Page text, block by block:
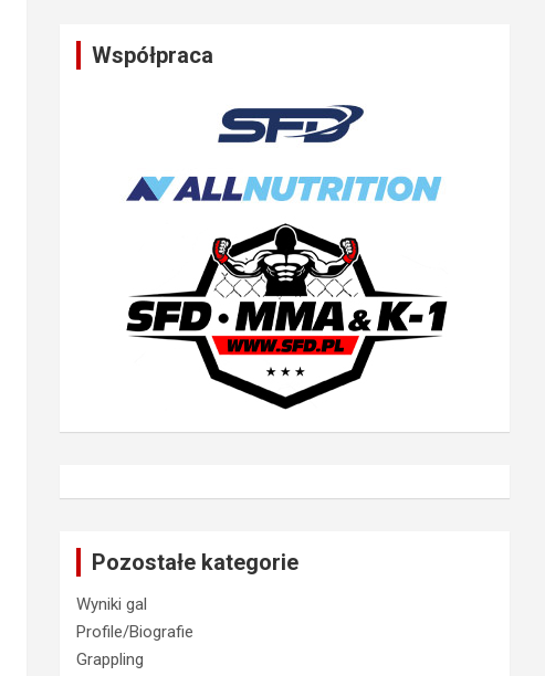
Współpraca
Pozostałe kategorie
Wyniki gal
Profile/Biografie
Grappling